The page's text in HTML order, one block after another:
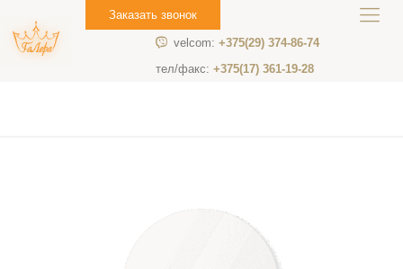
Заказать звонок
velcom: +375(29) 374-86-74
тел/факс: +375(17) 361-19-28